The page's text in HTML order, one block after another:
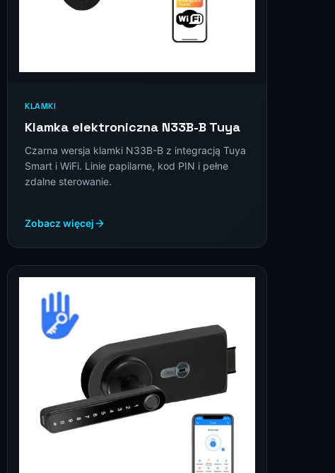
KLAMKI
Klamka elektroniczna N33B-B Tuya
Czarna wersja klamki N33B-B z integracją Tuya
Smart i WiFi. Linie papilarne, kod PIN i pełne
zdalne sterowanie.
Zobacz więcej